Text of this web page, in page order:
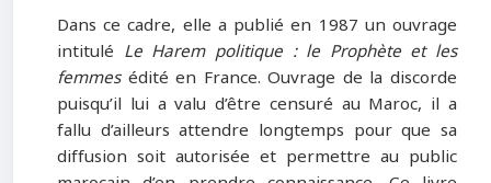
Dans ce cadre, elle a publié en 1987 un ouvrage
intitulé Le Harem politique : le Prophète et les
femmesédité en France. Ouvrage de la discorde
puisqu’il lui a valu d’être censuré au Maroc, il a
fallu d’ailleurs attendre longtemps pour que sa
diffusion soit autorisée et permettre au public